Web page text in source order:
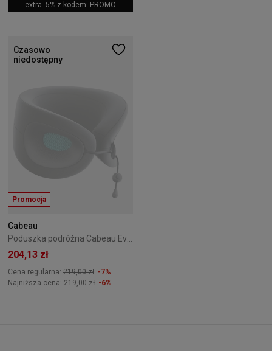
extra -5% z kodem: PROMO
Czasowo
niedostępny
Promocja
Cabeau
Poduszka podróżna Cabeau Evolution X Turquoise
204,13 zł
Cena regularna: 219,00 zł -7%
Najniższa cena: 219,00 zł -6%